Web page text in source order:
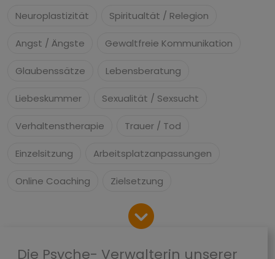
Die Psyche- Verwalterin unserer
Neuroplastizität Spiritualtät / Relegion
Angst / Ängste Gewaltfreie Kommunikation
Glaubenssätze Lebensberatung
Liebeskummer Sexualität / Sexsucht
Verhaltenstherapie Trauer / Tod
Einzelsitzung Arbeitsplatzanpassungen
Online Coaching Zielsetzung